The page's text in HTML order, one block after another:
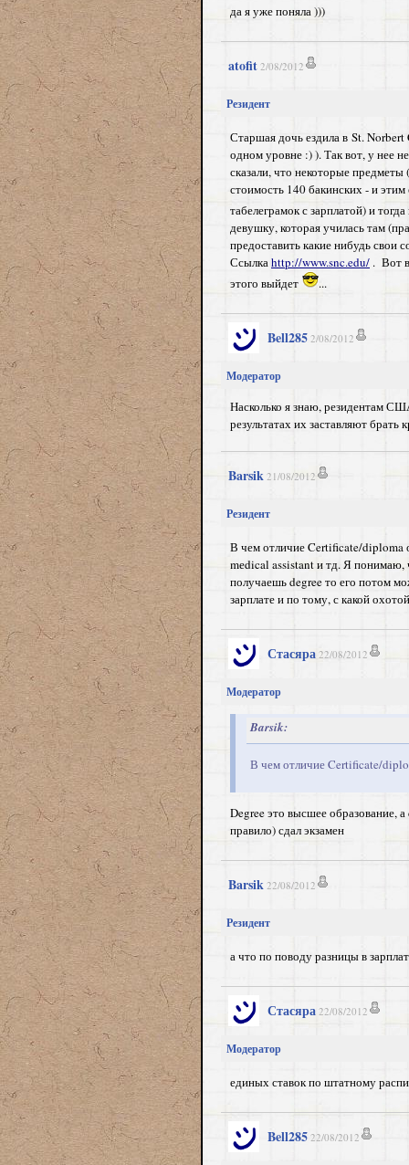
да я уже поняла )))
atofit 2/08/2012
Резидент
Старшая дочь ездила в St. Norbert
одном уровне :) ). Так вот, у нее
сказали, что некоторые
стоимость 140 бакинских - и
табелеграмок с зарплатой) и
девушку, которая училась там
предоставить какие нибудь свои
Ссылкаhttp://www.snc.edu/ . Вот
этого выйдет
...
Bell285 2/08/2012
Модератор
Насколько я знаю, резидентам
результатах их заставляют
Barsik 21/08/2012
Резидент
В чем отличие Certificate/diploma
mеdical assistant и тд. Я понимаю,
получаешь degree то его потом
зарплате и по тому, с какой
Стасяра 22/08/2012
Модератор
Barsik:
В чем отличие Certificate/
Degree это высшее образование,
правило) сдал экзамен
Barsik 22/08/2012
Резидент
а что по поводу разницы в
Стасяра 22/08/2012
Модератор
единых ставок по штатному
Bell285 22/08/2012